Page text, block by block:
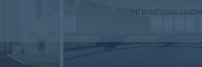
MER INFORMASJON